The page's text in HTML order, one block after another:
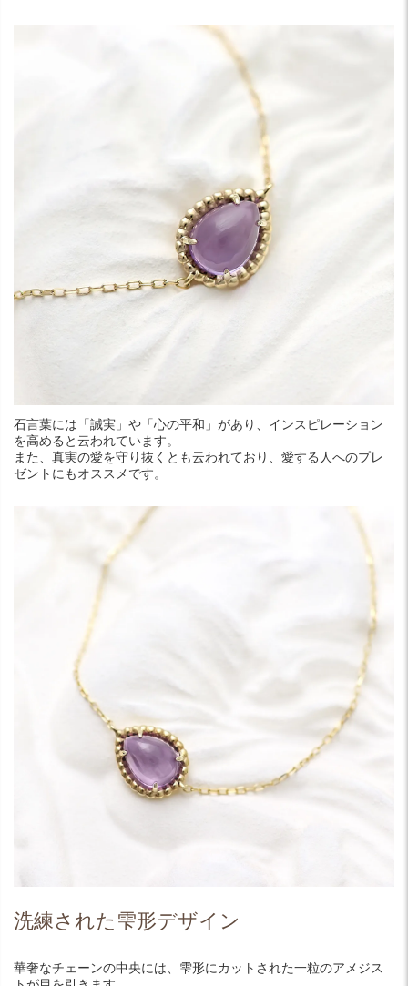
石言葉には「誠実」や「心の平和」があり、インスピレーション
を高めると云われています。
また、真実の愛を守り抜くとも云われており、愛する人へのプレ
ゼントにもオススメです。
洗練された雫形デザイン
華奢なチェーンの中央には、雫形にカットされた一粒のアメジス